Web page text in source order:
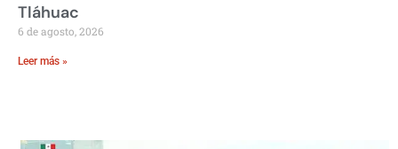
Tláhuac
6 de agosto, 2026
Leer más »